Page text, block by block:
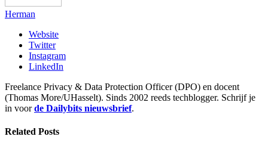
Herman
Website
Twitter
Instagram
LinkedIn
Freelance Privacy & Data Protection Officer (DPO) en docent
(Thomas More/UHasselt). Sinds 2002 reeds techblogger. Schrijf je
in voorde Dailybits nieuwsbrief.
Related Posts